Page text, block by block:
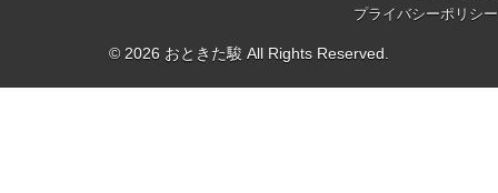
プライバシーポリシー
© 2026 おときた駿 All Rights Reserved.